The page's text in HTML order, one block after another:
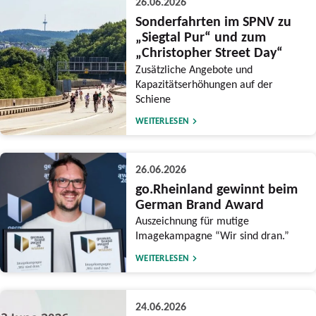
Sonderfahrten im SPNV zu
„Siegtal Pur“ und zum
„Christopher Street Day“
Zusätzliche Angebote und
Kapazitätserhöhungen auf der
Schiene
WEITERLESEN
26.06.2026
go.Rheinland gewinnt beim
German Brand Award
Auszeichnung für mutige
Imagekampagne “Wir sind dran.”
WEITERLESEN
24.06.2026